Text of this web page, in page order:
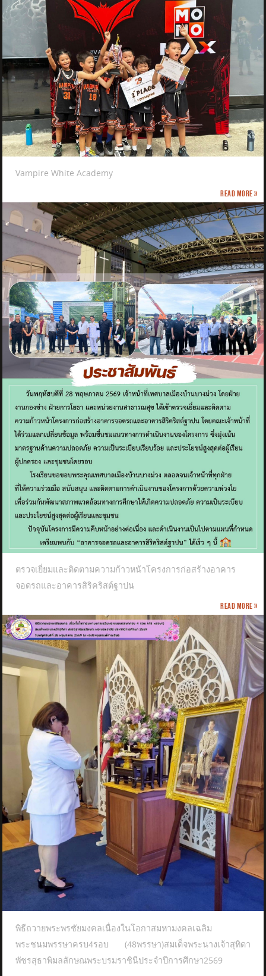
Vampire White Academy
Read more »
ตรวจเยี่ยมและติดตามความก้าวหน้าโครงการก่อสร้างอาคาร
จอดรถและอาคารสิริคริสต์ฐาปน
Read more »
พิธีถวายพระพรชัยมงคลเนื่องในโอกาสมหามงคลเฉลิม
พระชนมพรรษาครบ4รอบ (48พรรษา)สมเด็จพระนางเจ้าสุทิดา
พัชรสุธาพิมลลักษณพระบรมราชินีประจำปีการศึกษา2569